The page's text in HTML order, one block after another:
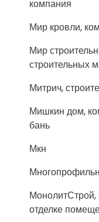
компания
Мир кровли,
Мир
строительных
Митрич,
Мишкин дом,
бань
Мкн
МонолитСтрой,
отделке